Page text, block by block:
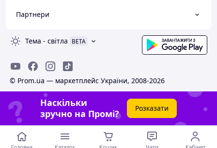
Партнери
Тема - світла BETA
© Prom.ua — маркетплейс України, 2008-2026
Наскільки
зручно на Промі?
Розказати